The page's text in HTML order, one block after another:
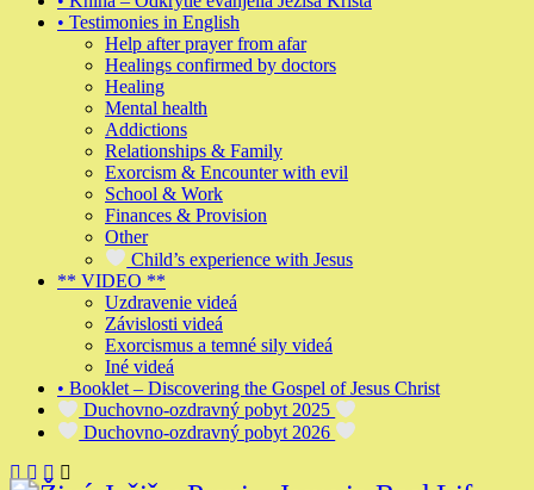
• Testimonies in English
Help after prayer from afar
Healings confirmed by doctors
Healing
Mental health
Addictions
Relationships & Family
Exorcism & Encounter with evil
School & Work
Finances & Provision
Other
Child’s experience with Jesus
** VIDEO **
Uzdravenie videá
Závislosti videá
Exorcismus a temné sily videá
Iné videá
• Booklet – Discovering the Gospel of Jesus Christ
Duchovno-ozdravný pobyt 2025
Duchovno-ozdravný pobyt 2026